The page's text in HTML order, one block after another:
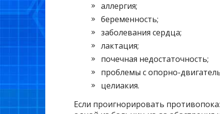
аллергия;
беременность;
заболевания сердца;
лактация;
почечная недостаточность;
проблемы с опорно-
целиакия.
Если проигнорировать